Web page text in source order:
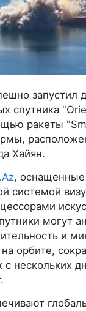
запустил
спутника
ракеты
Хайян.
,
системой
могут
и
орбите,
с нескольких